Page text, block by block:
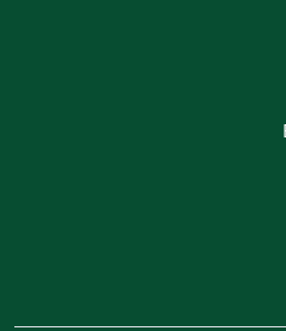
للجامعة وتحقيـق مستهدفاتها
الالتزام (مثل، التشريعات،
المعايير المتبعة).